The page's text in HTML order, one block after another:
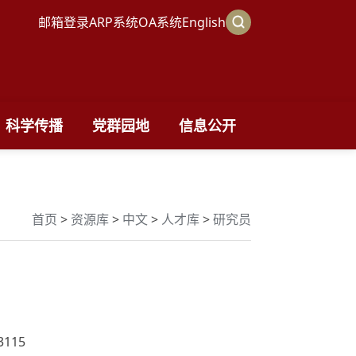
邮箱登录ARP系统OA系统English
科学传播 党群园地 信息公开
首页 > 资源库> 中文> 人才库>研究员